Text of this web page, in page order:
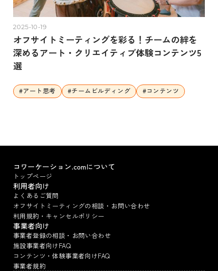
2025-10-19
オフサイトミーティングを彩る！チームの絆を
深めるアート・クリエイティブ体験コンテンツ5
選
#アート思考 #チームビルディング #コンテンツ
コワーケーション.comについて
トップページ
利用者向け
よくあるご質問
オフサイトミーティングの相談・お問い合わせ
利用規約・キャンセルポリシー
事業者向け
事業者登録の相談・お問い合わせ
施設事業者向けFAQ
コンテンツ・体験事業者向けFAQ
事業者規約